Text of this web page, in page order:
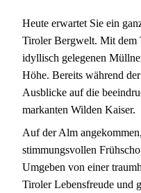
Heute erwartet Sie ein
Tiroler Bergwelt. Mit dem
idyllisch gelegenen
Höhe. Bereits während
Ausblicke auf die
markanten Wilden Kaiser.
Auf der Alm
stimmungsvollen
Umgeben von einer
Tiroler Lebensfreude und